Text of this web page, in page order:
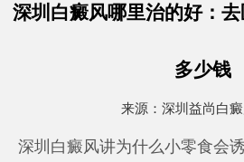
深圳白癜风哪里治的好：
多少钱
来源： 深圳益尚白
深圳白癜风讲为什么小零食会